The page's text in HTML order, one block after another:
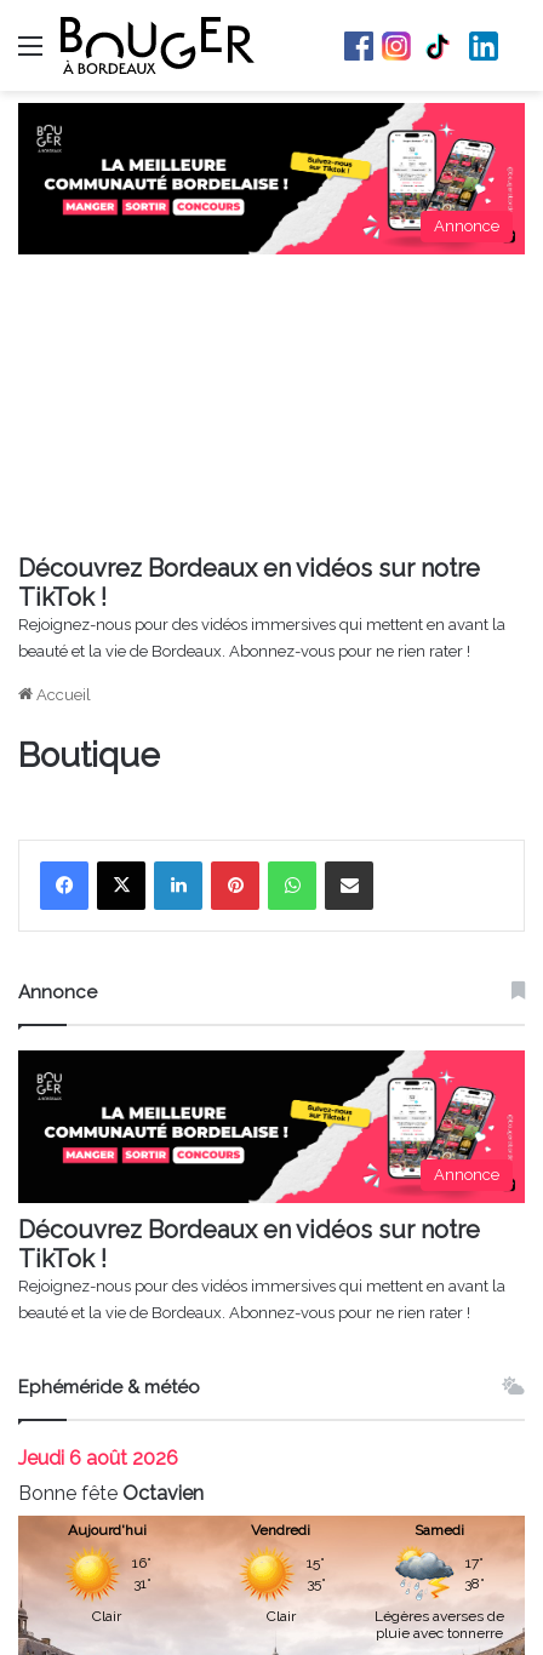
Menu
Annonce
Découvrez Bordeaux en vidéos sur notre
TikTok !
Rejoignez-nous pour des vidéos immersives qui mettent en avant la
beauté et la vie de Bordeaux. Abonnez-vous pour ne rien rater !
Accueil
Boutique
LinkedinPinterestWhatsAppPartager par email
Annonce
Annonce
Découvrez Bordeaux en vidéos sur notre
TikTok !
Rejoignez-nous pour des vidéos immersives qui mettent en avant la
beauté et la vie de Bordeaux. Abonnez-vous pour ne rien rater !
Ephéméride & météo
Jeudi 6 août 2026
Bonne fête Octavien
Aujourd'hui
16°
31°
Clair
Vendredi
15°
35°
Clair
Samedi
17°
38°
Légères averses de
pluie avec tonnerre